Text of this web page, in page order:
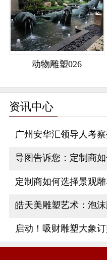
动物雕塑026
资讯中心
广州安华汇领导人考
导图告诉您：定制商
定制商如何选择景观雕
皓天美雕塑艺术：泡
启动！吸财雕塑大象订